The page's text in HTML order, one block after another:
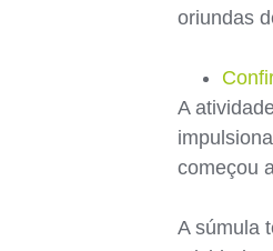
oriundas
A
começou
A súmula